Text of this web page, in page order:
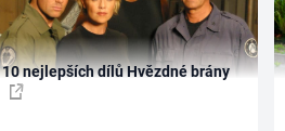
10 nejlepších dílů Hvězdné brány